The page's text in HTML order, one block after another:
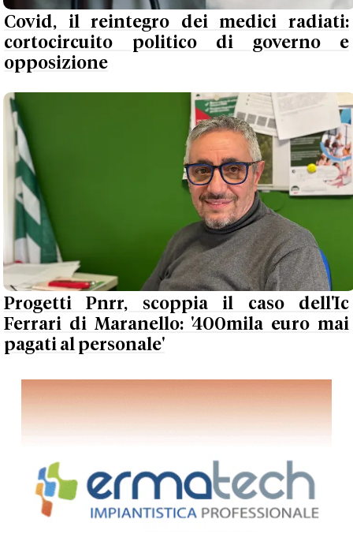
Covid, il reintegro dei medici radiati:
cortocircuito politico di governo e
opposizione
Progetti Pnrr, scoppia il caso dell'Ic
Ferrari di Maranello: '400mila euro mai
pagati al personale'